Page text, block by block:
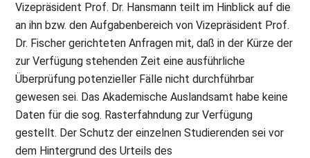
Vizepräsident Prof. Dr. Hansmann teilt im Hinblick auf die
an ihn bzw. den Aufgabenbereich von Vizepräsident Prof.
Dr. Fischer gerichteten Anfragen mit, daß in der Kürze der
zur Verfügung stehenden Zeit eine ausführliche
Überprüfung potenzieller Fälle nicht durchführbar
gewesen sei. Das Akademische Auslandsamt habe keine
Daten für die sog. Rasterfahndung zur Verfügung
gestellt. Der Schutz der einzelnen Studierenden sei vor
dem Hintergrund des Urteils des